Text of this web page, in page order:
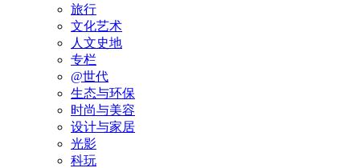
旅行
文化艺术
人文史地
专栏
@世代
生态与环保
时尚与美容
设计与家居
光影
科玩